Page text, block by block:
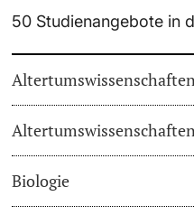
Informationen,
Studienberatung
Studienfachberatung
Weiterbildung
Universität
50 Studienangebote in
Biologie